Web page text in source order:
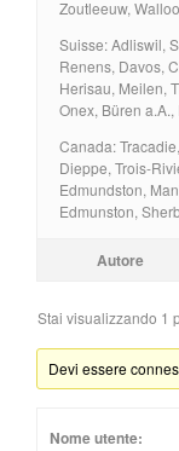
Zoutleeuw,
Suisse: Adliswil,
Renens, Davos,
Herisau, Meilen,
Onex, Büren
Canada:
Dieppe, Trois-
Edmundston,
Edmunston,
Autore
Stai visualizzando 1
Devi essere
Nome utente: